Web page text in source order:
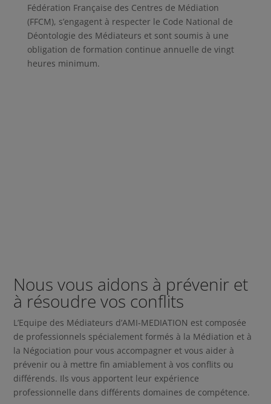
Fédération Française des Centres de Médiation
(FFCM), s’engagent à respecter le Code National de
Déontologie des Médiateurs et sont soumis à une
obligation de formation continue annuelle de vingt
heures minimum.
Nous vous aidons à prévenir et
à résoudre vos conflits
L’Equipe des Médiateurs d’AMI-MEDIATION est composée
de professionnels spécialement formés à la Médiation et à
la Négociation pour vous accompagner et vous aider à
prévenir ou à mettre fin amiablement à vos conflits ou
différends. Ils vous apportent leur expérience
professionnelle dans différents domaines de compétence.